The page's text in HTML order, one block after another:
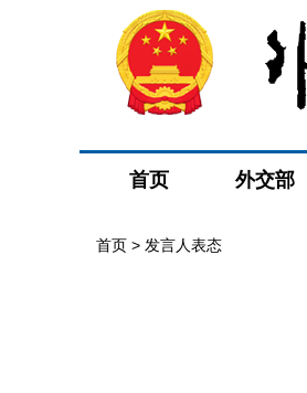
首页 外交部
首页 > 发言人表态